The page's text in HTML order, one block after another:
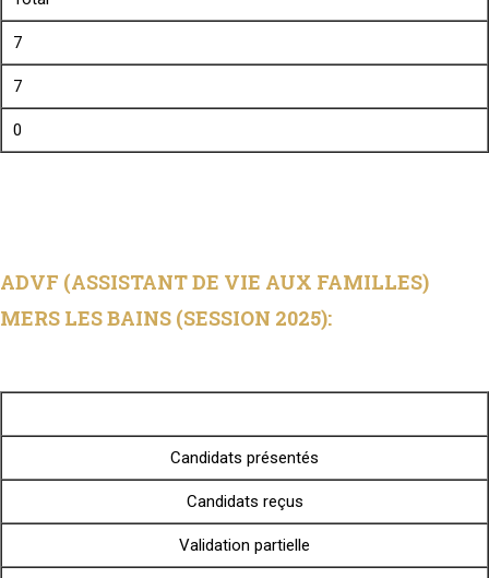
7
7
0
ADVF (ASSISTANT DE VIE AUX FAMILLES)
MERS LES BAINS (SESSION 2025):
Candidats présentés
Candidats reçus
Validation partielle